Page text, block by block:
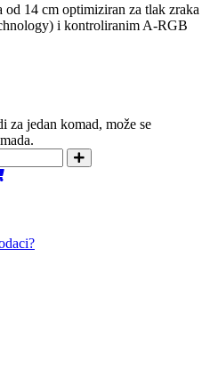
14 cm optimiziran za tlak zraka
i kontroliranim A-RGB
za jedan komad, može se